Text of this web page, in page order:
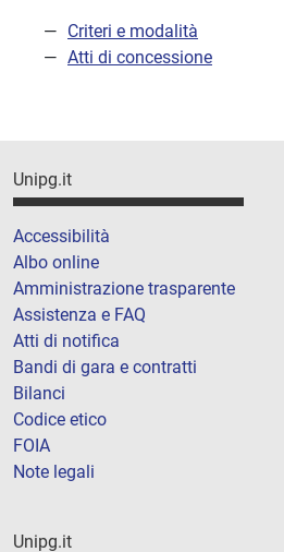
Criteri e modalità
Atti di concessione
Unipg.it
Accessibilità
Albo online
Amministrazione trasparente
Assistenza e FAQ
Atti di notifica
Bandi di gara e contratti
Bilanci
Codice etico
FOIA
Note legali
Unipg.it